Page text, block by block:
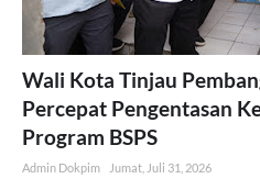
Wali Kota Tinjau
Percepat Pengentasan
Program BSPS
Admin Dokpim Jumat, Juli 31, 2026